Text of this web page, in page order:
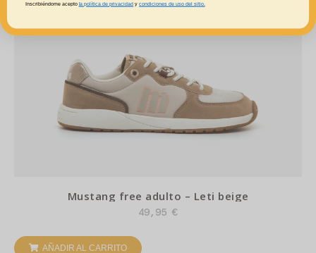
Mustang free adulto – Leti beige
49,95 €
AÑADIR AL CARRITO
Inscribiéndome acepto la política de privacidad ycondiciones de uso del sitio.